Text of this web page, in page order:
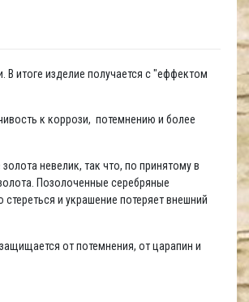
итоге изделие получается с "еффектом
к коррози, потемнению и более
невелик, так что, по принятому в
Позолоченные серебряные
и украшение потеряет внешний
от потемнения, от царапин и